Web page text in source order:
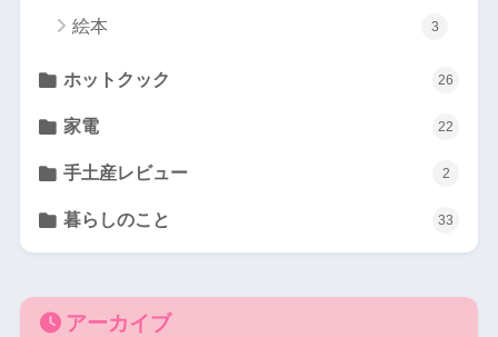
絵本 3
ホットクック 26
家電 22
手土産レビュー 2
暮らしのこと 33
アーカイブ